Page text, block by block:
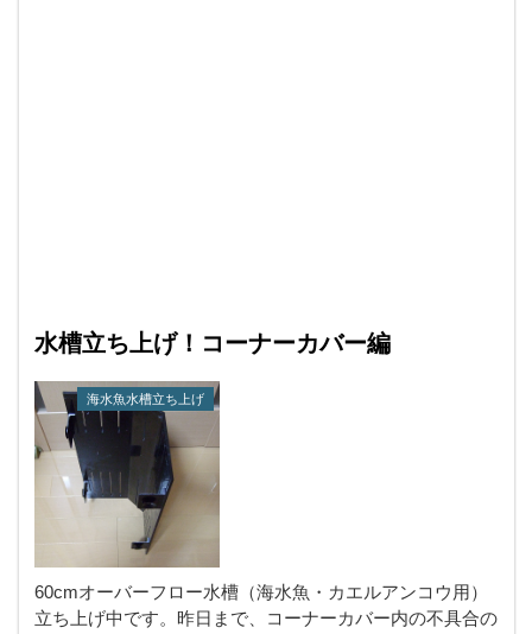
水槽立ち上げ！コーナーカバー編
海水魚水槽立ち上げ
60cmオーバーフロー水槽（海水魚・カエルアンコウ用）
立ち上げ中です。昨日まで、コーナーカバー内の不具合の